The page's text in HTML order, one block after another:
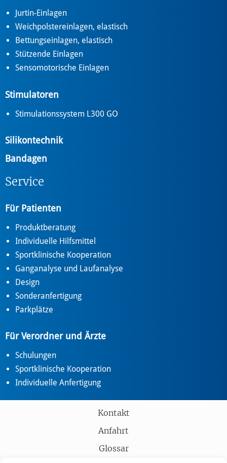
Jurtin-Einlagen
Weichpolstereinlagen, elastisch
Bettungseinlagen, elastisch
Stützende Einlagen
Sensomotorische Einlagen
Stimulatoren
Stimulationssystem L300 GO
Silikontechnik
Bandagen
Service
Für Patienten
Produktberatung
Individuelle Hilfsmittel
Sportklinische Kooperation
Ganganalyse und Laufanalyse
Design
Sonderanfertigung
Parkplätze
Für Verordner und Ärzte
Schulungen
Sportklinische Kooperation
Individuelle Anfertigung
Kontakt
Anfahrt
Glossar